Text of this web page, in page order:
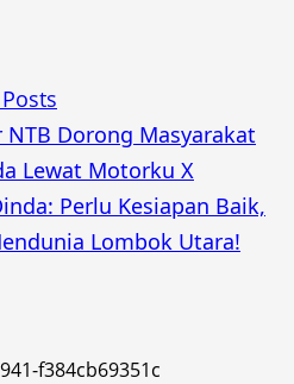
Dorong Masyarakat
Lewat Motorku X
Perlu Kesiapan Baik,
Lombok Utara!